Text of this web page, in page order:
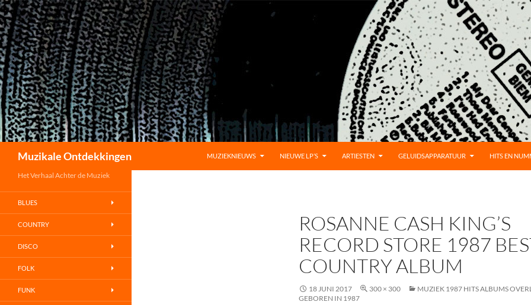
Muzikale Ontdekkingen
MUZIEKNIEUWS
NIEUWE LP’S ARTIESTEN GELUIDSAPPARATUUR HITS EN
ROSANNE CASH KING’S
RECORD STORE 1987
COUNTRY ALBUM
18 JUNI 2017 300 × 300
MUZIEK 1987 HITS ALBUMS
GEBOREN IN 1987
Het Verhaal Achter de Muziek
BLUES
COUNTRY
DISCO
FOLK
FUNK